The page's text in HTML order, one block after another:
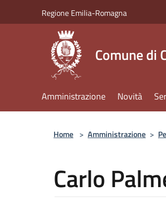
Regione Emilia-Romagna
Comune di
Amministrazione Novità
Home > Amministrazione >
Carlo